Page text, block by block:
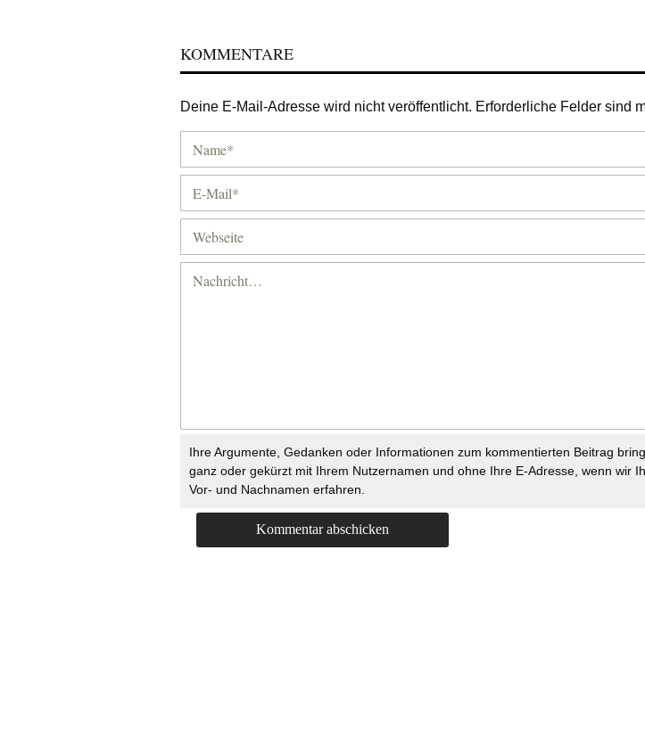
KOMMENTARE
Deine E-Mail-Adresse wird nicht veröffentlicht. Erforderliche Felder sind
Ihre Argumente, Gedanken oder Informationen zum kommentierten Beitrag
ganz oder gekürzt mit Ihrem Nutzernamen und ohne Ihre E-Adresse, wenn wir
Vor- und Nachnamen erfahren.